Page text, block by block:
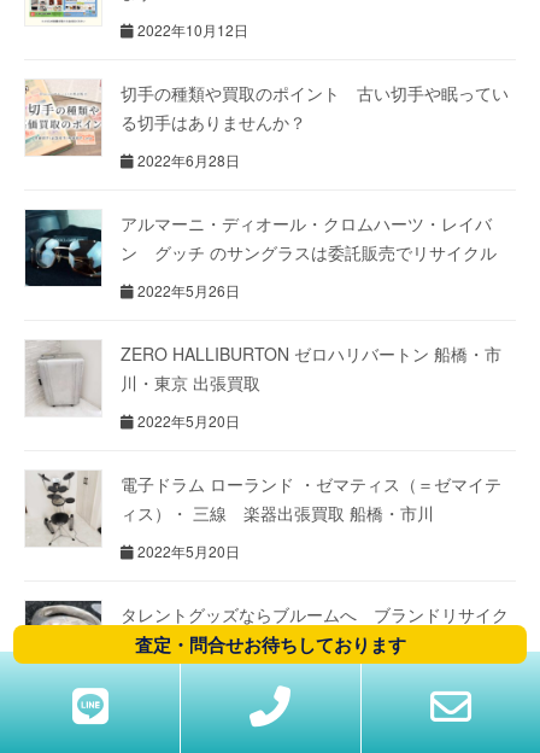
2022年10月12日
切手の種類や買取のポイント 古い切手や眠ってい
る切手はありませんか？
2022年6月28日
アルマーニ・ディオール・クロムハーツ・レイバ
ン グッチ のサングラスは委託販売でリサイクル
2022年5月26日
ZERO HALLIBURTON ゼロハリバートン 船橋・市
川・東京 出張買取
2022年5月20日
電子ドラム ローランド ・ゼマティス（＝ゼマイテ
ィス）・ 三線 楽器出張買取 船橋・市川
2022年5月20日
タレントグッズならブルームへ ブランドリサイク
ルショップ bloom （ブルーム）
査定・問合せお待ちしております